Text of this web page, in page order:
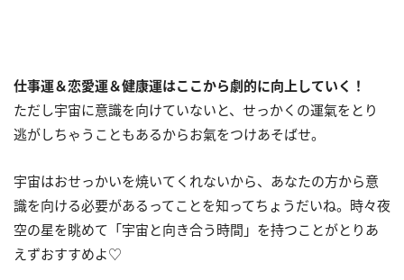
仕事運＆恋愛運＆健康運はここから劇的に向上していく！
ただし宇宙に意識を向けていないと、せっかくの運氣をとり
逃がしちゃうこともあるからお氣をつけあそばせ。
宇宙はおせっかいを焼いてくれないから、あなたの方から意
識を向ける必要があるってことを知ってちょうだいね。時々夜
空の星を眺めて「宇宙と向き合う時間」を持つことがとりあ
えずおすすめよ♡